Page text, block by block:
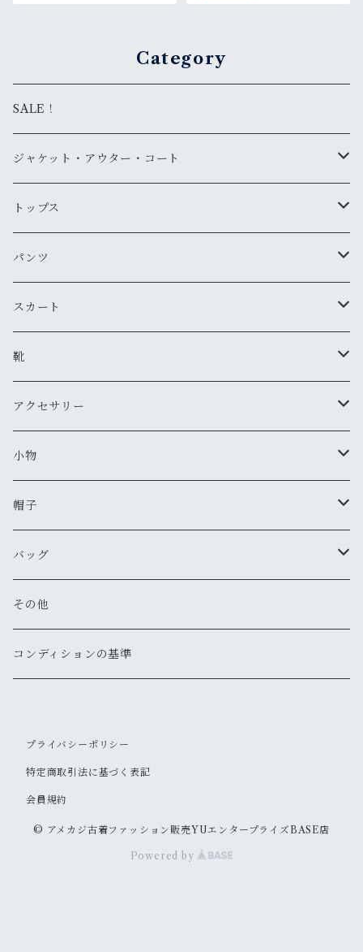
Category
SALE！
ジャケット・アウター・コート
デニムジャケット
古着
新品
レザージャケット
古着
新品
ミリタリージャケット
古着
新品
ダウンジャケット
古着
新品
スタジアムジャンバー
古着
新品
ワークジャケット
古着
新品
コート
古着
新品
マウンテンパーカー
古着
その他
古着
ナイロンジャケット
新品
トップス
ニット・セーター
古着
新品
カーディガン
Tシャツ・カットソー（半袖・袖無し）
古着
新品
Tシャツ・カットソー（長袖・７分）
新品
古着
ポロシャツ
新品
古着
シャツ（半袖）
古着
新品
シャツ（長袖）
古着
パーカー
古着
スウェット
古着
ベスト
古着
その他
パンツ
デニム・ジーンズ
古着
新品
ワークパンツ
新品
古着
ミリタリー・カーゴパンツ
新品
古着
チノパン
古着
新品
ショートパンツ
古着
新品
オーバーオール
古着
その他
古着
スカート
古着
靴
スニーカー
ブーツ
古着
新品
サンダル
長靴・レインシューズ
その他
アクセサリー
ネックレス
ブレスレット
新品
バングル・リストバンド
ピアス
リング
小物
財布
新品
古着
キーケース
手袋
新品
ベルト
サングラス
ソックス
帽子
キャップ
古着
ハット
新品
ニットキャップ・ビーニー
新品
古着
キャスケット
その他
バッグ
ショルダー
新品
トート
新品
リュックサック・バックパック
ウェストポーチ
その他
コンディションの基準
プライバシーポリシー
特定商取引法に基づく表記
会員規約
© アメカジ古着ファッション販売YUエンタープライズBASE店
Powered by